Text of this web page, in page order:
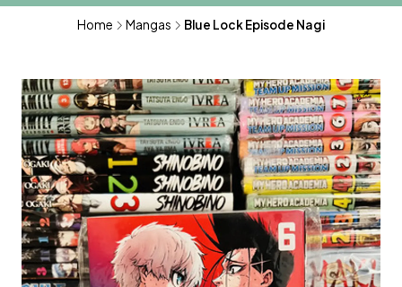
Home Mangas Blue Lock Episode Nagi